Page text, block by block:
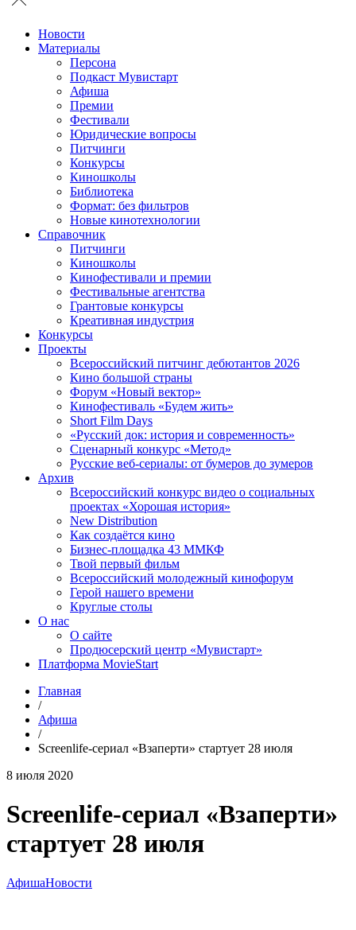
Новости
Материалы
Персона
Подкаст Мувистарт
Афиша
Премии
Фестивали
Юридические вопросы
Питчинги
Конкурсы
Киношколы
Библиотека
Формат: без фильтров
Новые кинотехнологии
Справочник
Питчинги
Киношколы
Кинофестивали и премии
Фестивальные агентства
Грантовые конкурсы
Креативная индустрия
Конкурсы
Проекты
Всероссийский питчинг дебютантов 2026
Кино большой страны
Форум «Новый вектор»
Кинофестиваль «Будем жить»
Short Film Days
«Русский док: история и современность»
Сценарный конкурс «Метод»
Русские веб-сериалы: от бумеров до зумеров
Архив
Всероссийский конкурс видео о социальных
проектах «Хорошая история»
New Distribution
Как создаётся кино
Бизнес-площадка 43 ММКФ
Твой первый фильм
Всероссийский молодежный кинофорум
Герой нашего времени
Круглые столы
О нас
О сайте
Продюсерский центр «Мувистарт»
Платформа MovieStart
Главная
/
Афиша
/
Screenlife-сериал «Взаперти» стартует 28 июля
8 июля 2020
Screenlife-сериал «Взаперти»
стартует 28 июля
АфишаНовости